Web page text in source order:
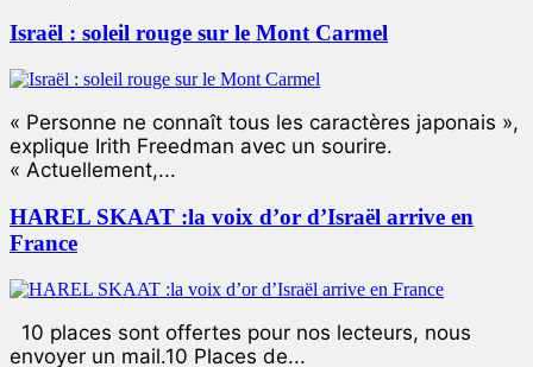
Israël : soleil rouge sur le Mont Carmel
« Personne ne connaît tous les caractères japonais »,
explique Irith Freedman avec un sourire.
« Actuellement,...
HAREL SKAAT :la voix d’or d’Israël arrive en
France
10 places sont offertes pour nos lecteurs, nous
envoyer un mail.10 Places de...